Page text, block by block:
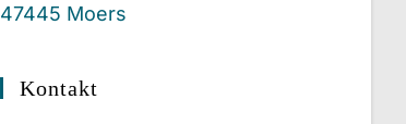
47445 Moers
Kontakt